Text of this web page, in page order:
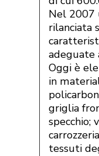
Nel 2007
rilanciata
adeguate
Oggi è
in
griglia
specchio;
tessuti